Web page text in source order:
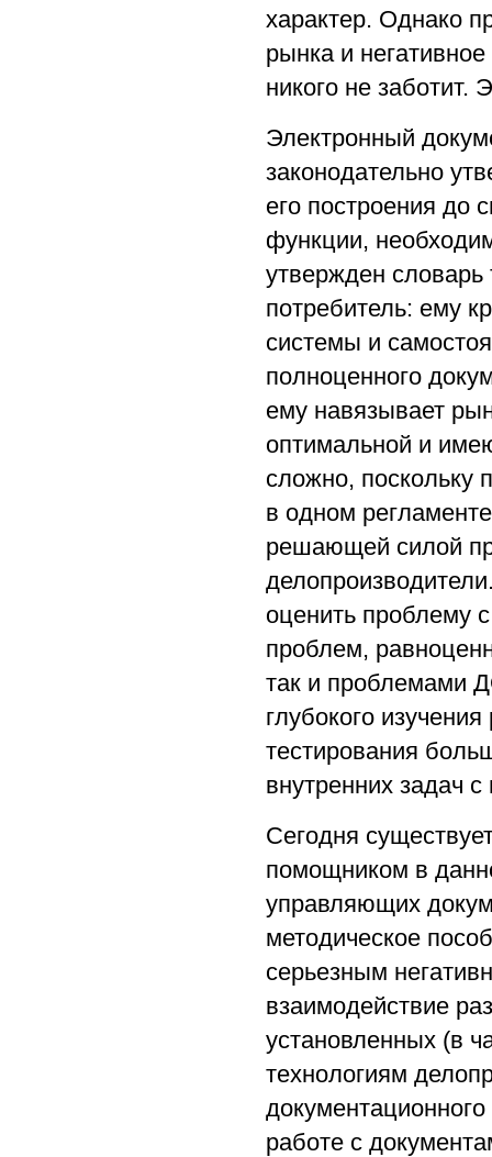
характер. Однако
рынка и
никого не заботит.
Электронный
законодательно
его построения до
функции,
утвержден
потребитель: ему
системы и
полноценного
ему навязывает
оптимальной и
сложно, поскольку
в одном
решающей силой
оценить проблему
проблем,
так и проблемами
глубокого
тестирования
внутренних задач
Сегодня
помощником в
управляющих
методическое
серьезным
взаимодействие
установленных (в
технологиям
работе с